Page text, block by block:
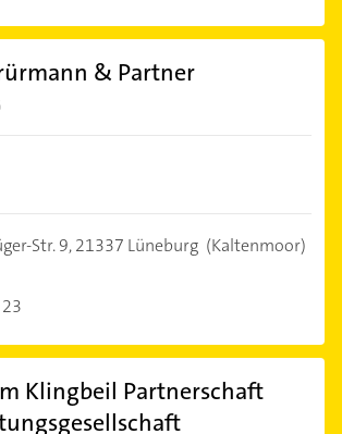
& Partner
Str. 9,21337 Lüneburg (Kaltenmoor)
Klingbeil Partnerschaft